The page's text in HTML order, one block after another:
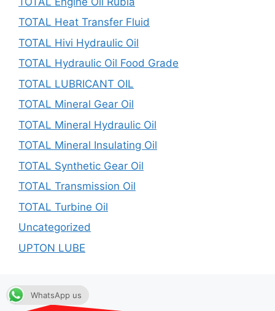
TOTAL Heat Transfer Fluid
TOTAL Hivi Hydraulic Oil
TOTAL Hydraulic Oil Food Grade
TOTAL LUBRICANT OIL
TOTAL Mineral Gear Oil
TOTAL Mineral Hydraulic Oil
TOTAL Mineral Insulating Oil
TOTAL Synthetic Gear Oil
TOTAL Transmission Oil
TOTAL Turbine Oil
Uncategorized
UPTON LUBE
WhatsApp us